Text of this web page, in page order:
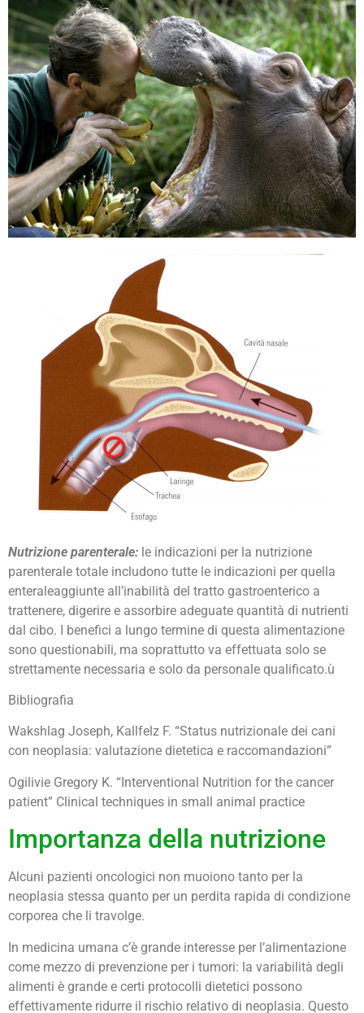
Nutrizione parenterale: le indicazioni per la nutrizione
parenterale totale includono tutte le indicazioni per quella
enteraleaggiunte all’inabilità del tratto gastroenterico a
trattenere, digerire e assorbire adeguate quantità di nutrienti
dal cibo. I benefici a lungo termine di questa alimentazione
sono questionabili, ma soprattutto va effettuata solo se
strettamente necessaria e solo da personale qualificato.ù
Bibliografia
Wakshlag Joseph, Kallfelz F. “Status nutrizionale dei cani
con neoplasia: valutazione dietetica e raccomandazioni”
Ogilivie Gregory K. “Interventional Nutrition for the cancer
patient” Clinical techniques in small animal practice
Importanza della nutrizione
Alcuni pazienti oncologici non muoiono tanto per la
neoplasia stessa quanto per un perdita rapida di condizione
corporea che li travolge.
In medicina umana c’è grande interesse per l’alimentazione
come mezzo di prevenzione per i tumori: la variabilità degli
alimenti è grande e certi protocolli dietetici possono
effettivamente ridurre il rischio relativo di neoplasia. Questo